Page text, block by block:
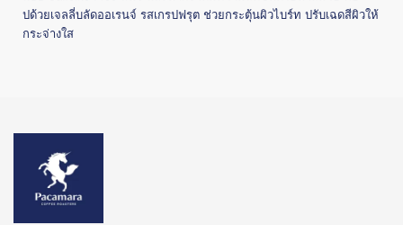
ปด้วยเจลลี่บลัดออเรนจ์ รสเกรปฟรุต ช่วยกระตุ้นผิวไบร์ท ปรับเฉดสีผิวให้
กระจ่างใส